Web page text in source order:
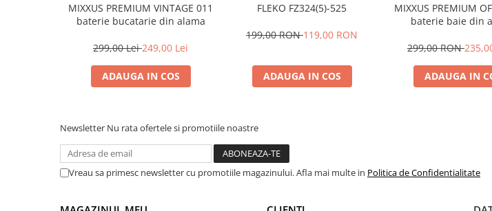
MIXXUS PREMIUM VINTAGE 011
baterie bucatarie din alama
299,00 Lei249,00 Lei
ADAUGA IN COS
FLEKO FZ324(5)-525
199,00 RON119,00 RON
ADAUGA IN COS
MIXXUS PREMIUM
baterie baie din
299,00 RON
ADAUGA IN
Newsletter Nu rata ofertele si promotiile noastre
Vreau sa primesc newsletter cu promotiile magazinului. Afla mai multe in Politica de Confidentialitate